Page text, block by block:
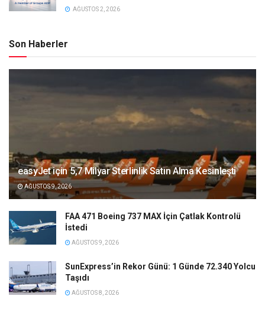
AĞUSTOS 2, 2026
Son Haberler
easyJet için 5,7 Milyar Sterlinlik Satın Alma Kesinleşti
AĞUSTOS 9, 2026
FAA 471 Boeing 737 MAX İçin Çatlak Kontrolü
İstedi
AĞUSTOS 9, 2026
SunExpress’in Rekor Günü: 1 Günde 72.340 Yolcu
Taşıdı
AĞUSTOS 8, 2026